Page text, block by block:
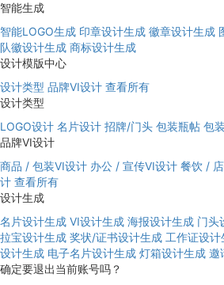
智能生成
智能LOGO生成 印章设计生成 徽章设计生成
队徽设计生成 商标设计生成
设计模版中心
设计类型 品牌VI设计 查看所有
设计类型
LOGO设计 名片设计 招牌/门头 包装瓶帖 包
品牌VI设计
商品 / 包装VI设计 办公 / 宣传VI设计 餐饮 /
计 查看所有
设计生成
名片设计生成 VI设计生成 海报设计生成 门头
拉宝设计生成 奖状/证书设计生成 工作证设计
设计生成 电子名片设计生成 灯箱设计生成 邀
确定要退出当前账号吗？